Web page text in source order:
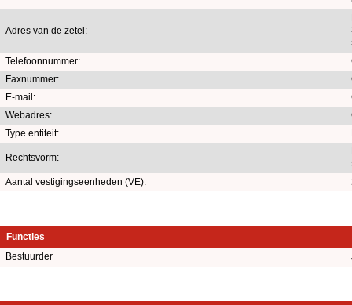
Adres van de zetel:
Telefoonnummer:
Faxnummer:
E-mail:
Webadres:
Type entiteit:
Rechtsvorm:
Aantal vestigingseenheden (VE):
Functies
Bestuurder